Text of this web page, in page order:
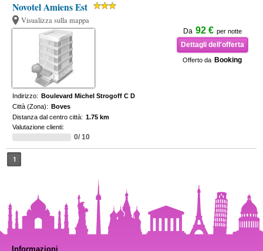
Novotel Amiens Est
Visualizza sulla mappa
Da 92 € per notte
Dettagli dell'offerta
Offerto da Booking
Indirizzo: Boulevard Michel Strogoff C D
Città (Zona): Boves
Distanza dal centro città: 1.75 km
Valutazione clienti:
0/ 10
1
Informazioni